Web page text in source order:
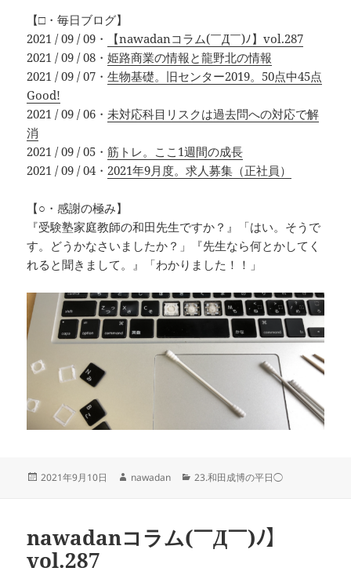
【□・毎日ブログ】
2021 / 09 / 09・
【nawadanコラム(￣Д￣)ﾉ】vol.287
2021 / 09 / 08・姫路商業の情報と龍野北の情報
2021 / 09 / 07・生物基礎。旧センター2019。50点中45点
Good!
2021 / 09 / 06・未対応科目リスクは過去問への対応で解
消
2021 / 09 / 05・筋トレ。ここ1週間の成長
2021 / 09 / 04・2021年9月度。求人募集（正社員）
【○・感謝の極み】
『受験塾家庭教師の和田先生ですか？』「はい。そうで
す。どうかなさいましたか？」『先生なら何とかしてく
れると聞きまして。』「わかりました！！」
投
2021年9月10日
作
nawadan
カ
ー
23.和田成博の平日◯
nawadanコラム(￣Д￣)ﾉ】
vol.287